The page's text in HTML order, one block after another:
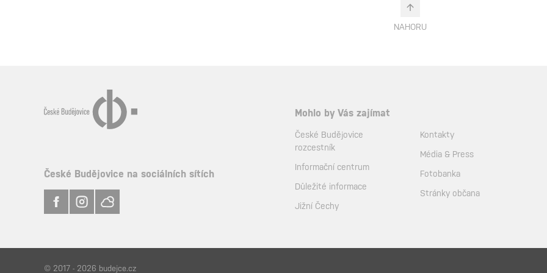
NAHORU
České Budějovice na sociálních sítích
Mohlo by Vás zajímat
České Budějovice
rozcestník
Informační centrum
Důležité informace
Jižní Čechy
Kontakty
Média & Press
Fotobanka
Stránky občana
© 2017 - 2026 budejce.cz